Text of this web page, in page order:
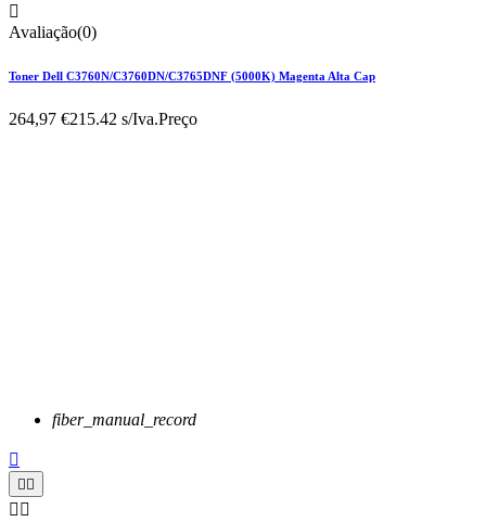

Avaliação(0)
Toner Dell C3760N/C3760DN/C3765DNF (5000K) Magenta Alta Cap
264,97 €215.42 s/Iva.Preço
fiber_manual_record

 
 